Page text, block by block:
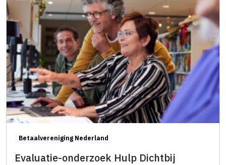
Betaalvereniging Nederland
Evaluatie-onderzoek Hulp Dichtbij